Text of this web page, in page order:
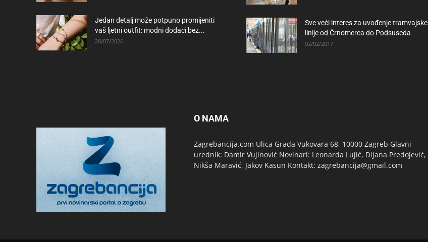
Jedan detalj može potpuno promijeniti
vaš ljetni outfit: modni dodaci bez...
28/07/2026
Sve veći interes za uvođenje tramvajske
linije od Črnomerca do Podsuseda
02/02/2017
O NAMA
Zagrebancija.com Ulica Grada Vukovara 68, 10000 Zagreb Glavni
urednik: Damir Vujinović Novinari: Leonarda Lujić, Dijana Predojević,
Nikša Maravić, Jakov Kasun Kontakt: zagrebancija@gmail.com